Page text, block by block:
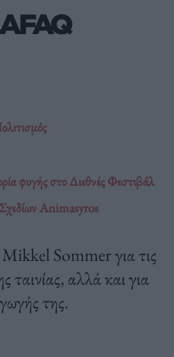
φυγής στο Διεθνές Φεστιβάλ
Animasyros
Sommer για τις
ταινίας, αλλά και για
της.